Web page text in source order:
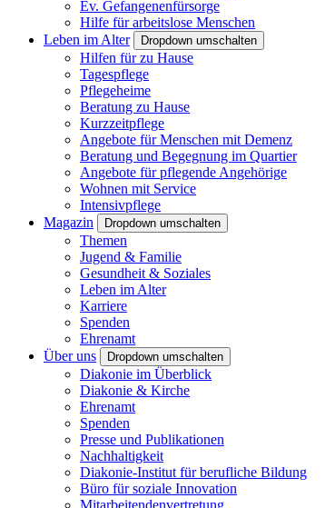
Ev. Gefangenenfürsorge
Hilfe für arbeitslose Menschen
Leben im Alter
Dropdown umschalten
Hilfen für zu Hause
Tagespflege
Pflegeheime
Beratung zu Hause
Kurzzeitpflege
Angebote für Menschen mit Demenz
Beratung und Begegnung im Quartier
Angebote für pflegende Angehörige
Wohnen mit Service
Intensivpflege
Magazin
Dropdown umschalten
Themen
Jugend & Familie
Gesundheit & Soziales
Leben im Alter
Karriere
Spenden
Ehrenamt
Über uns
Dropdown umschalten
Diakonie im Überblick
Diakonie & Kirche
Ehrenamt
Spenden
Presse und Publikationen
Nachhaltigkeit
Diakonie-Institut für berufliche Bildung
Büro für soziale Innovation
Mitarbeitendenvertretung